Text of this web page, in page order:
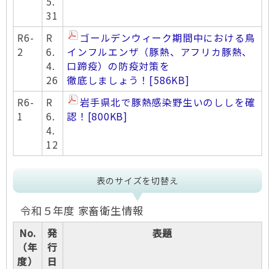
31
R6-
2
R
6.
4.
26
ゴールデンウィーク期間中における鳥
インフルエンザ（豚熱、アフリカ豚熱、
口蹄疫）の防疫対策を
徹底しましょう！ [586KB]
R6-
1
R
6.
4.
12
岩手県北で豚熱感染野生いのししを確
認！ [800KB]
表のサイズを切替え
令和５年度 家畜衛生情報
No.
（年
度）
発
行
日
表題